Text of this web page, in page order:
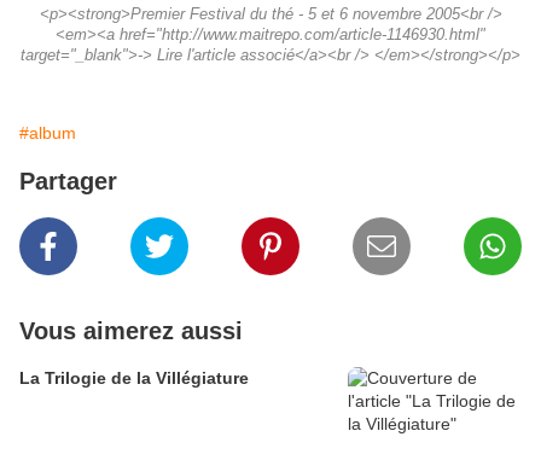
<p><strong>Premier Festival du thé - 5 et 6 novembre 2005<br />
<em><a href="http://www.maitrepo.com/article-1146930.html"
target="_blank">-> Lire l'article associé</a><br /> </em></strong></p>
#album
Partager
Vous aimerez aussi
La Trilogie de la Villégiature